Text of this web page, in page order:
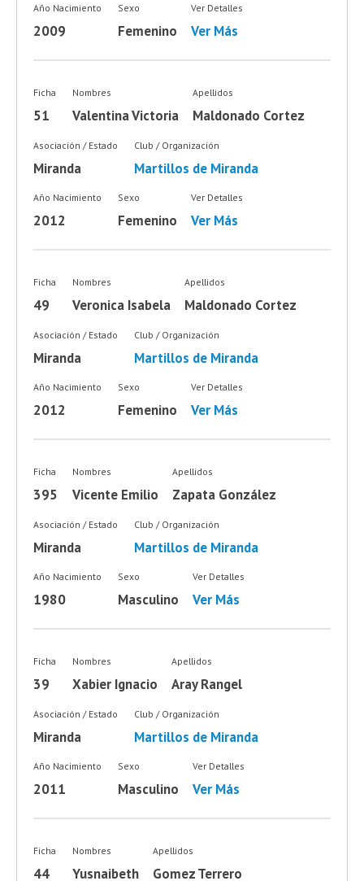
Año Nacimiento
2009
Sexo
Femenino
Ver Detalles
Ver Más
Ficha
51
Nombres
Valentina Victoria
Apellidos
Maldonado Cortez
Asociación / Estado
Miranda
Club / Organización
Martillos de Miranda
Año Nacimiento
2012
Sexo
Femenino
Ver Detalles
Ver Más
Ficha
49
Nombres
Veronica Isabela
Apellidos
Maldonado Cortez
Asociación / Estado
Miranda
Club / Organización
Martillos de Miranda
Año Nacimiento
2012
Sexo
Femenino
Ver Detalles
Ver Más
Ficha
395
Nombres
Vicente Emilio
Apellidos
Zapata González
Asociación / Estado
Miranda
Club / Organización
Martillos de Miranda
Año Nacimiento
1980
Sexo
Masculino
Ver Detalles
Ver Más
Ficha
39
Nombres
Xabier Ignacio
Apellidos
Aray Rangel
Asociación / Estado
Miranda
Club / Organización
Martillos de Miranda
Año Nacimiento
2011
Sexo
Masculino
Ver Detalles
Ver Más
Ficha
44
Nombres
Yusnaibeth
Apellidos
Gomez Terrero